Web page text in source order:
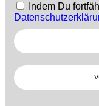
Indem Du